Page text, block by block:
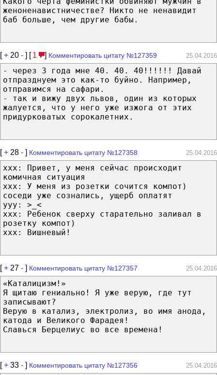
женоненавистничестве? Никто не ненавидит
баб больше, чем другие бабы.
[+ 20 - ] [ 1 ] Комментировать цитату №127359 25.04.2016
- через 3 года мне 40. 40. 40!!!!!! Давай
отпразднуем это как-то буйно. Например,
отправимся на сафари.
- так и вижу двух львов, один из которых
жалуется, что у него уже изжога от этих
придурковатых сорокалетних.
[+ 28 - ] Комментировать цитату №127358 25.04.2016
xxx: Привет, у меня сейчас происходит
комичная ситуация
xxx: У меня из розетки сочится компот)
соседи уже сознались, ущерб оплатят
yyy: >_<
xxx: Ребенок сверху старательно заливал в
розетку компот)
xxx: Вишневый!
[+ 27 - ] Комментировать цитату №127357 25.04.2016
«Каталицизм!»
Я щитаю гениально! Я уже верую, где тут
записывают?
Верую в катализ, электролиз, во имя анода,
катода и Великого Фарадея!
Славься Берцелиус во все времена!
[+ 33 - ] Комментировать цитату №127356 25.04.2016